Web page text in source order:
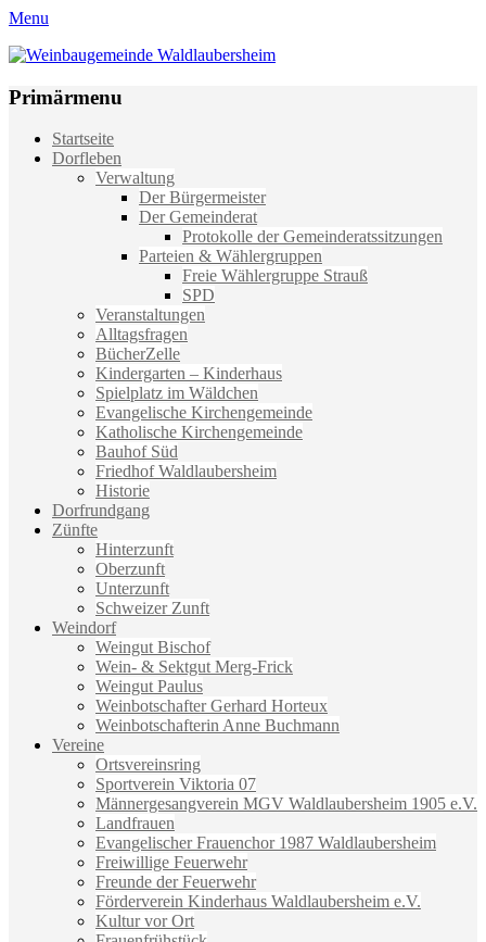
Menu
Weinbaugemeinde Waldlaubersheim
Primärmenu
Weiter
zum
Startseite
Dorfleben
Verwaltung
Der Bürgermeister
Der Gemeinderat
Protokolle der Gemeinderatssitzungen
Parteien & Wählergruppen
Freie Wählergruppe Strauß
SPD
Veranstaltungen
Alltagsfragen
BücherZelle
Kindergarten – Kinderhaus
Spielplatz im Wäldchen
Evangelische Kirchengemeinde
Katholische Kirchengemeinde
Bauhof Süd
Friedhof Waldlaubersheim
Historie
Dorfrundgang
Zünfte
Hinterzunft
Oberzunft
Unterzunft
Schweizer Zunft
Weindorf
Weingut Bischof
Wein- & Sektgut Merg-Frick
Weingut Paulus
Weinbotschafter Gerhard Horteux
Weinbotschafterin Anne Buchmann
Vereine
Ortsvereinsring
Sportverein Viktoria 07
Männergesangverein MGV Waldlaubersheim 1905 e.V.
Landfrauen
Evangelischer Frauenchor 1987 Waldlaubersheim
Freiwillige Feuerwehr
Freunde der Feuerwehr
Förderverein Kinderhaus Waldlaubersheim e.V.
Kultur vor Ort